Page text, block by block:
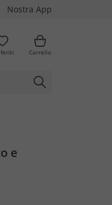
Nostra App
Carrello
e